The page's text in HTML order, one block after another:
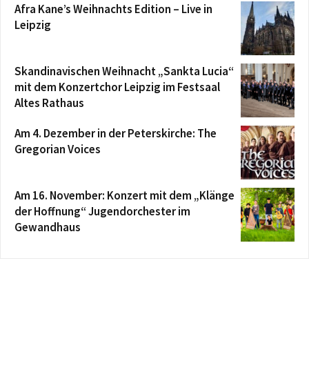
Afra Kane’s Weihnachts Edition – Live in
Leipzig
Skandinavischen Weihnacht „Sankta Lucia“
mit dem Konzertchor Leipzig im Festsaal
Altes Rathaus
Am 4. Dezember in der Peterskirche: The
Gregorian Voices
Am 16. November: Konzert mit dem „Klänge
der Hoffnung“ Jugendorchester im
Gewandhaus